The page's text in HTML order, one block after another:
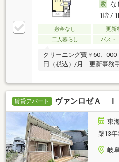
な
1階 /
敷金なし 更新
二人暮らし
バス・
クリーニング費￥60、
円（税込）/月 更新事務
賃貸アパート ヴァンロゼＡ Ｉ
東
築13年
岐